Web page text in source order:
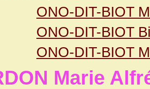
ONO-DIT-BIOT
ONO-DIT-BIOT
ONO-DIT-BIOT
Marie